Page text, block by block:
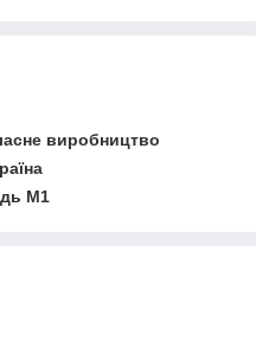
виробництво
М1